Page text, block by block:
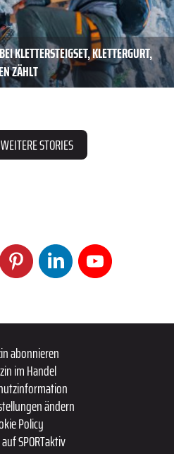
KLETTERSTEIGSET, KLETTERGURT,
ZÄHLT
STORIES
abonnieren
im Handel
ändern
Policy
SPORTaktiv